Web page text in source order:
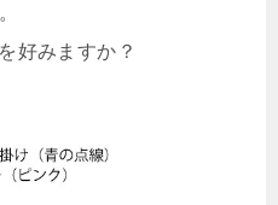
好みますか？